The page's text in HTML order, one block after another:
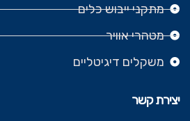
מתקני ייבוש כלים
מטהרי אוויר
משקלים דיגיטליים
יצירת קשר